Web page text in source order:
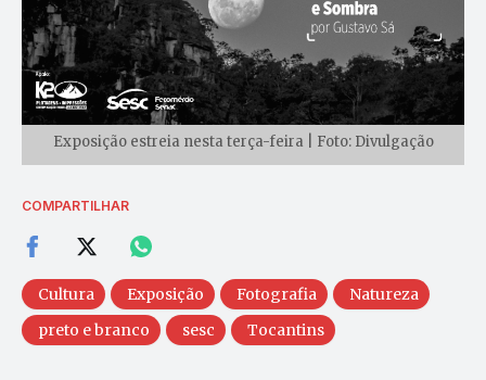
Exposição estreia nesta terça-feira | Foto: Divulgação
COMPARTILHAR
Cultura Exposição Fotografia
Natureza
preto e branco
sesc Tocantins